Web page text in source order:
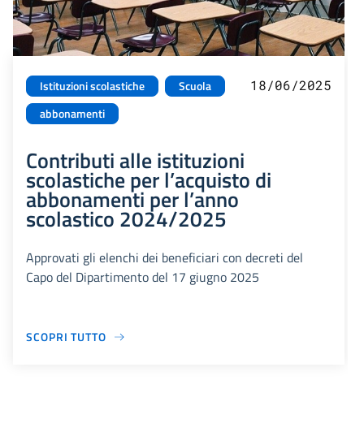
Istituzioni scolastiche
Scuola
abbonamenti
18/06/2025
Contributi alle istituzioni
scolastiche per l’acquisto di
abbonamenti per l’anno
scolastico 2024/2025
Approvati gli elenchi dei beneficiari con decreti del
Capo del Dipartimento del 17 giugno 2025
SCOPRI TUTTO